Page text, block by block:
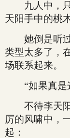
九人中，只
天阳手中的桃
她倒是听过
类型太多了，
场联系起来。
“如果真是
不待李天阳
厉的风啸中，
起：